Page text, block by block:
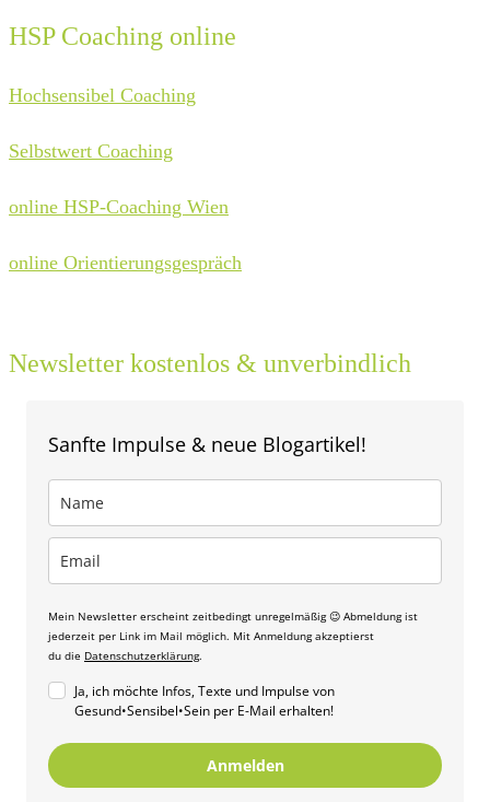
HSP Coaching online
Hochsensibel Coaching
Selbstwert Coaching
online HSP-Coaching Wien
online Orientierungsgespräch
Newsletter kostenlos & unverbindlich
Sanfte Impulse & neue Blogartikel!
Mein Newsletter erscheint zeitbedingt unregelmäßig 😉 Abmeldung ist
jederzeit per Link im Mail möglich. Mit Anmeldung akzeptierst
du die Datenschutzerklärung.
Ja, ich möchte Infos, Texte und Impulse von
Gesund•Sensibel•Sein per E-Mail erhalten!
Anmelden